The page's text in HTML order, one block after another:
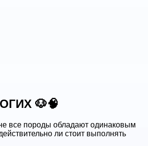
🐶🧠
все породы обладают одинаковым
ли стоит выполнять